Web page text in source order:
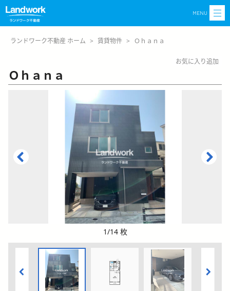
MENU
ランドワーク不動産 ホーム > 賃貸物件 > Ｏｈａｎａ
お気に入り追加
Ｏｈａｎａ
1/14 枚